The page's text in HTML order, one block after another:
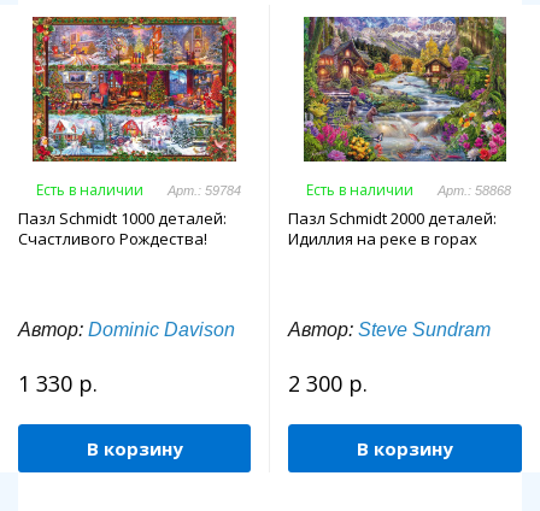
Есть в наличии Арт.: 59784
Пазл Schmidt 1000 деталей:
Счастливого Рождества!
Автор: Dominic Davison
1 330 р.
В корзину
Есть в наличии Арт.: 58868
Пазл Schmidt 2000 деталей:
Идиллия на реке в горах
Автор: Steve Sundram
2 300 р.
В корзину